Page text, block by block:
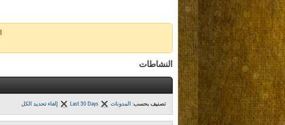
النشاطات
تصنيف بحسب: المدونات Last 30 Days إلغاء تحديد الكل